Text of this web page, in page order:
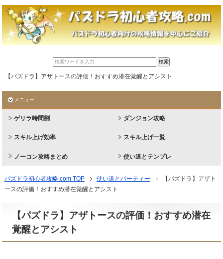
【パズドラ】アザトースの評価！おすすめ潜在覚醒とアシスト
メニュー
ゲリラ時間割 ダンジョン攻略
スキル上げ効率 スキル上げ一覧
ノーコン攻略まとめ 使い道とテンプレ
パズドラ初心者攻略.com TOP 使い道とパーティー
【パズドラ】アザト
ースの評価！おすすめ潜在覚醒とアシスト
【パズドラ】アザトースの評価！おすすめ潜在
覚醒とアシスト